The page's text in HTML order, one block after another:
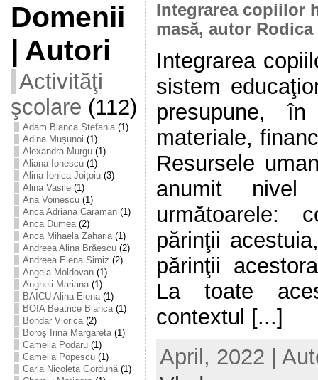
Domenii
| Autori
Activităţi
şcolare (112)
Adam Bianca Ștefania(1)
Adina Mușunoi (1)
Alexandra Murgu(1)
Aliana Ionescu(1)
Alina Ionica Joițoiu(3)
Alina Vasile(1)
Ana Voinescu(1)
Anca Adriana Caraman(1)
Anca Dumea(2)
Anca Mihaela Zaharia(1)
Andreea Alina Brăescu(2)
Andreea Elena Simiz (2)
Angela Moldovan(1)
Angheli Mariana(1)
BAICU Alina-Elena(1)
BOIA Beatrice Bianca(1)
Bondar Viorica(2)
Boroş Irina Margareta(1)
Camelia Podaru(1)
Camelia Popescu(1)
Carla Nicoleta Gordună(1)
Integrarea copiilor
masă, autor
Integrarea
sistem
presupune,
materiale,
Resursele
anumit
următoarele:
părinţii
părinţii
La toate
contextul [...]
April, 2022 |